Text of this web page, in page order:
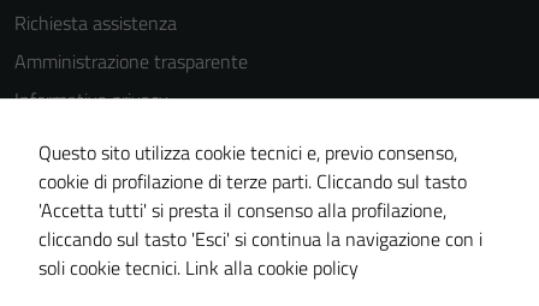
Richiesta assistenza
Amministrazione trasparente
Informativa privacy
Cookie Policy
Note legali
Dichiarazione di accessibilità
Piano di miglioramento del sito
Questo sito utilizza cookie tecnici e, previo consenso,
cookie di profilazione di terze parti. Cliccando sul tasto
'Accetta tutti' si presta il consenso alla profilazione,
cliccando sul tasto 'Esci' si continua la navigazione con i
soli cookie tecnici. Link alla cookie policy